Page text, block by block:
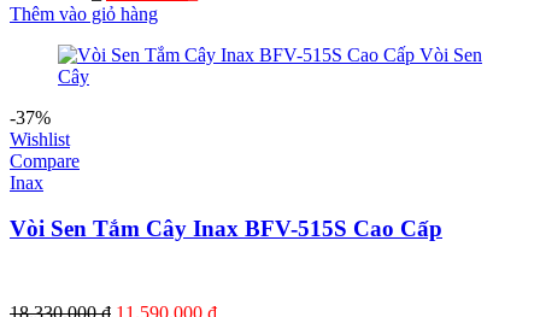
gốc
6.010.000 ₫.là:
Thêm vào giỏ hàng
-37%
Wishlist
Compare
Inax
Vòi Sen Tắm Cây Inax BFV-515S Cao Cấp
Giá
Giá